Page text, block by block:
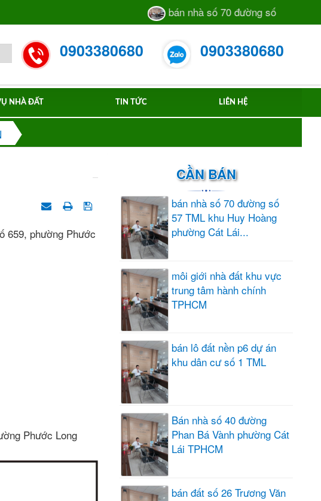
bán nhà số 70 đường số 57 TML khu
0903380680 0903380680
NHÀ ĐẤT TIN TỨC LIÊN HỆ
659, phường Phước
Phước Long
CẦN BÁN
bán nhà số 70 đường số
57 TML khu Huy Hoàng
phường Cát Lái...
môi giới nhà đất khu vực
trung tâm hành chính
TPHCM
bán lô đất nền p6 dự án
khu dân cư số 1 TML
Bán nhà số 40 đường
Phan Bá Vành phường Cát
Lái TPHCM
bán đất số 26 Trương Văn